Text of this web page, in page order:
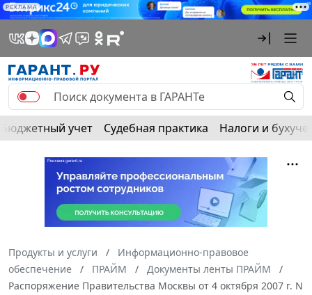
РЕКЛАМА
Бюджетный учет Судебная практика Налоги и
Продукты и услуги
Информационно-правовое
обеспечение
ПРАЙМ
Документы ленты ПРАЙМ
Распоряжение Правительства Москвы от 4 октября 2007 г. N